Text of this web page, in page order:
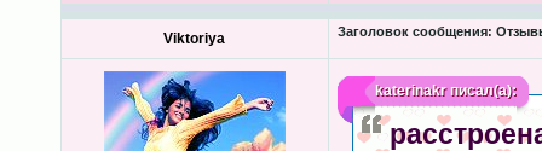
Viktoriya Заголовок сообщения:
katerinakrписал(а):